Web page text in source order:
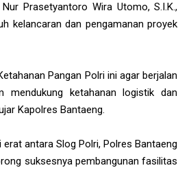
Prasetyantoro Wira Utomo, S.I.K.,
kelancaran dan pengamanan proyek
Pangan Polri ini agar berjalan
mendukung ketahanan logistik dan
Kapolres Bantaeng.
antara Slog Polri, Polres Bantaeng
suksesnya pembangunan fasilitas